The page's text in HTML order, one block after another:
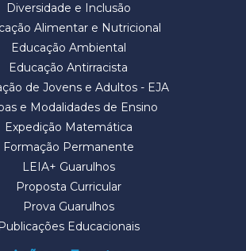
Diversidade e Inclusão
Alimentar e Nutricional
Educação Ambiental
Educação Antirracista
de Jovens e Adultos - EJA
e Modalidades de Ensino
Expedição Matemática
Formação Permanente
LEIA+ Guarulhos
Proposta Curricular
Prova Guarulhos
Publicações Educacionais